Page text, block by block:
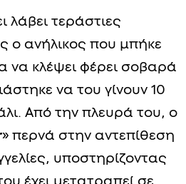
λάβει τεράστιες
ο ανήλικος που μπήκε
να κλέψει φέρει σοβαρά
να του γίνουν 10
Από την πλευρά του, ο
» περνά στην αντεπίθεση
υποστηρίζοντας
έχει μετατραπεί σε